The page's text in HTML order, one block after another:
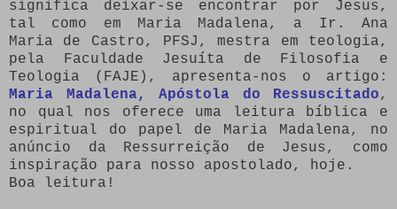
significa deixar-se encontrar por Jesus,
tal como em Maria Madalena, a Ir. Ana
Maria de Castro, PFSJ, mestra em teologia,
pela Faculdade Jesuíta de Filosofia e
Teologia (FAJE), apresenta-nos o artigo:
Maria Madalena, Apóstola do Ressuscitado,
no qual nos oferece uma leitura bíblica e
espiritual do papel de Maria Madalena, no
anúncio da Ressurreição de Jesus, como
inspiração para nosso apostolado, hoje.
Boa leitura!